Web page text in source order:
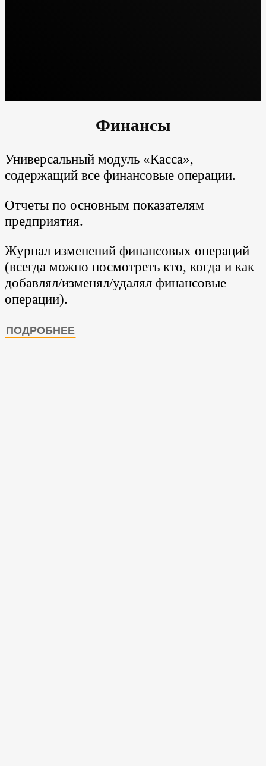
Финансы
Универсальный модуль «Касса»,
содержащий все финансовые операции.
Отчеты по основным показателям
предприятия.
Журнал изменений финансовых операций
(всегда можно посмотреть кто, когда и как
добавлял/изменял/удалял финансовые
операции).
ПОДРОБНЕЕ